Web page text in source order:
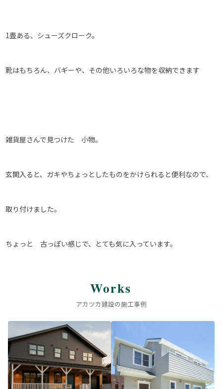
1畳ある、シューズクローク。
靴はもちろん、バギーや、その他いろいろな物を収納できます
雑貨屋さんで見つけた 小物。
玄関入ると、ガキやちょっとしたものをかけられると便利なので、
取り付けました。
ちょっと 古っぽい感じで、とても気に入っています。
Works
アカツカ建設の施工事例